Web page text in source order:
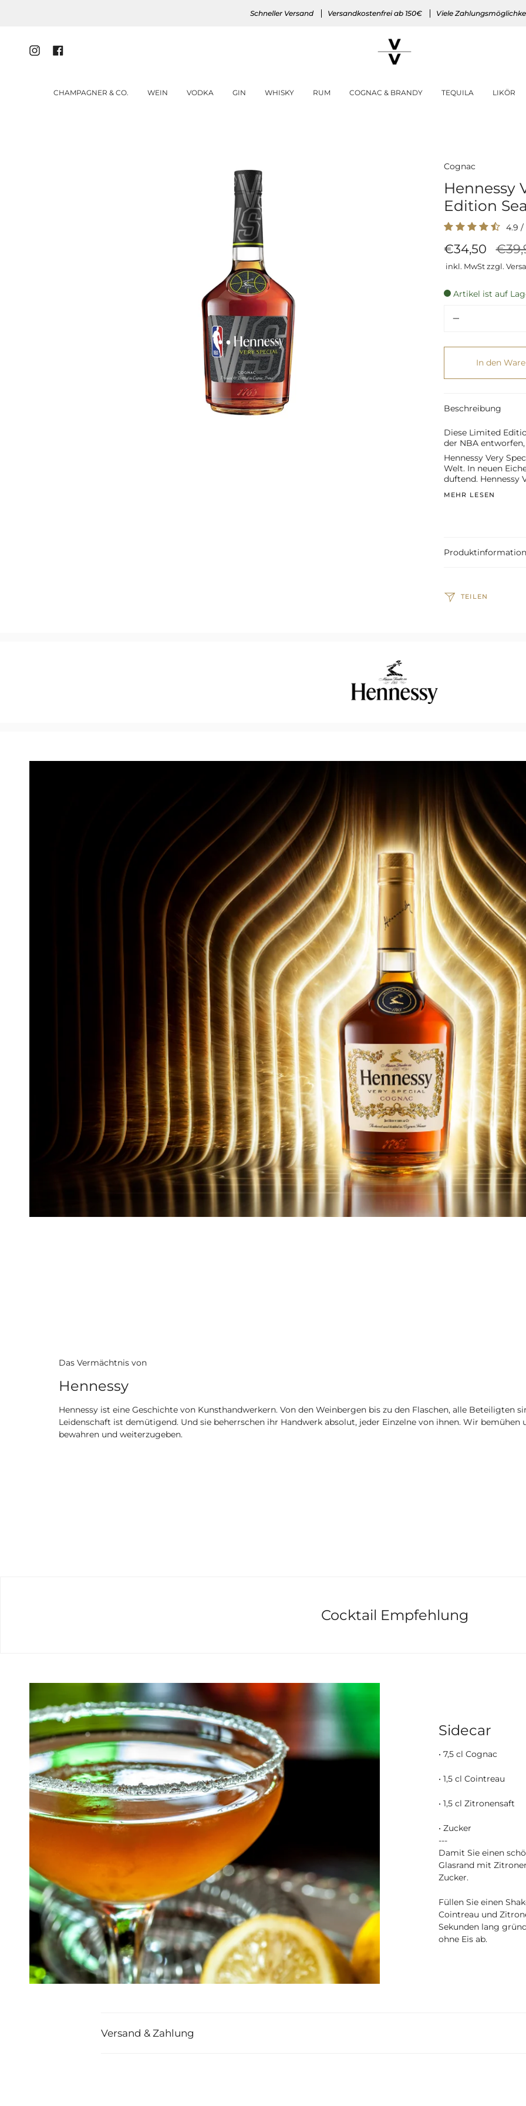
Schneller Versand Versandkostenfrei ab 150€ Viele
InstagramFacebook
CHAMPAGNER & CO. WEIN VODKA GIN WHISKY RUM COGNAC & BRANDY TEQUILA LIKÖR
Cognac
Hennessy
Edition
4.9 /
€34,50
Preis
inkl. MwSt zzgl.
Artikel ist auf
In den
Beschreibung
Diese Limited
der NBA
Hennessy Very
Welt. In neuen
duftend. Hennessy
MEHR LESEN
TEILEN
Das Vermächtnis von
Hennessy
Hennessy ist eine Geschichte von Kunsthandwerkern. Von den Weinbergen bis zu den Flaschen, alle Beteiligten
Leidenschaft ist demütigend. Und sie beherrschen ihr Handwerk absolut, jeder Einzelne von ihnen. Wir bemühen
bewahren und weiterzugeben.
Cocktail Empfehlung
Sidecar
• 7,5 cl Cognac
• 1,5 cl Cointreau
• 1,5 cl Zitronensaft
• Zucker
---
Damit Sie einen
Glasrand mit
Zucker.
Füllen Sie einen
Cointreau und
Sekunden lang
ohne Eis ab.
Versand & Zahlung